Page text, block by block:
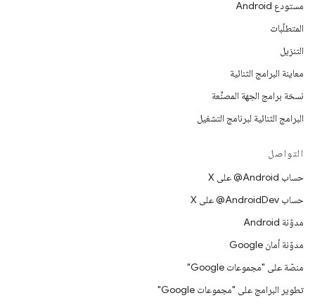
مستودع Android
المتطلّبات
التنزيل
معاينة البرامج الثنائية
نسخة برامج الجهة المصنِّعة
البرامج الثنائية لبرنامج التشغيل
التواصل
حساب ‎@Android على X
حساب ‎@AndroidDev على X
مدوّنة Android
مدوّنة أمان Google
منصّة على "مجموعات Google"
تطوير البرامج على "مجموعات Google"